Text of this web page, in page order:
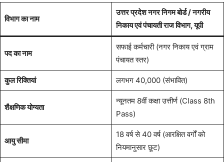
विभाग का नाम
उत्तर प्रदेश नगर निगम बोर्ड / नगरीय
निकाय एवं पंचायती राज विभाग, यूपी
पद का नाम
सफाई कर्मचारी (नगर निकाय एवं ग्राम
पंचायत स्तर)
कुल रिक्तियां लगभग 40,000 (संभावित)
शैक्षणिक योग्यता
न्यूनतम 8वीं कक्षा उत्तीर्ण (Class 8th
Pass)
आयु सीमा
18 वर्ष से 40 वर्ष (आरक्षित वर्गों को
नियमानुसार छूट)